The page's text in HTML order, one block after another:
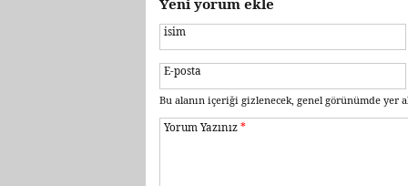
Yeni yorum ekle
isim
E-posta
Bu alanın içeriği gizlenecek, genel görünümde yer
Yorum Yazınız*